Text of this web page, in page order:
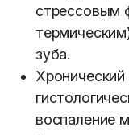
стрессовым
зуба.
Хронический
воспаление